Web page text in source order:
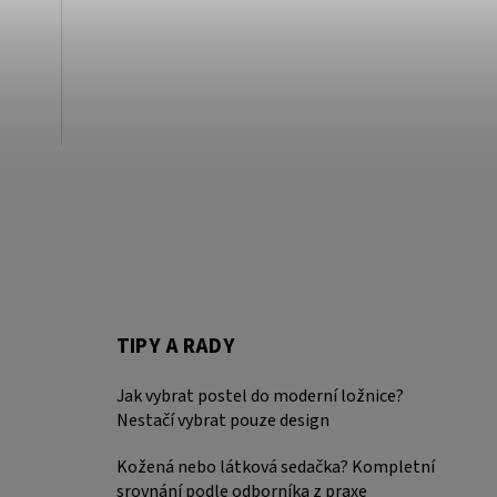
TIPY A RADY
Jak vybrat postel do moderní ložnice?
Nestačí vybrat pouze design
Kožená nebo látková sedačka? Kompletní
srovnání podle odborníka z praxe